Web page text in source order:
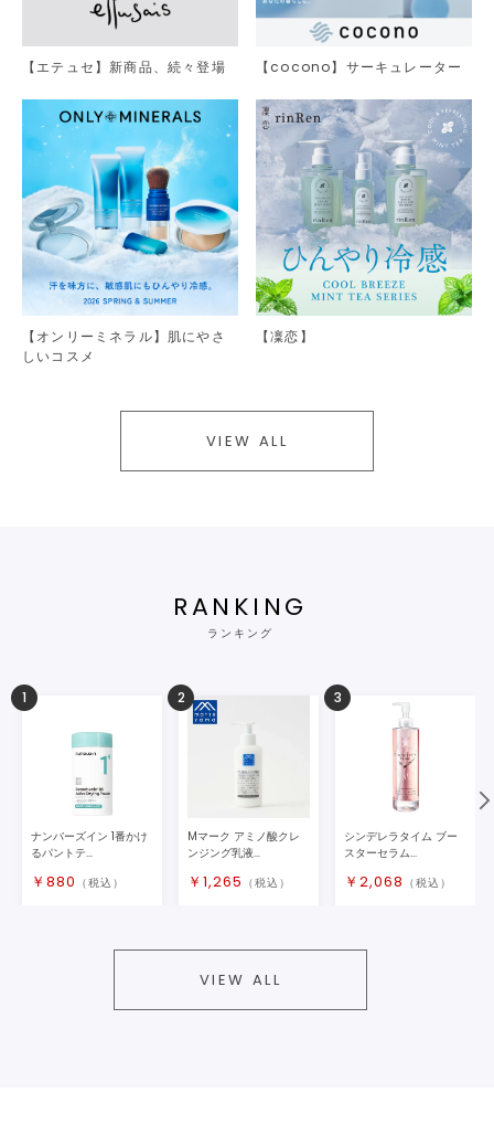
【エテュセ】新商品、続々登場 【cocono】サーキュレーター
【オンリーミネラル】肌にやさ
しいコスメ
【凜恋】
VIEW ALL
RANKING
ランキング
1
ナンバーズイン 1番かけ
るパントテ...
￥ 880 （税込）
2
Mマーク アミノ酸クレ
ンジング乳液...
￥ 1,265 （税込）
3
シンデレラタイム ブー
スターセラム...
￥ 2,068 （税込）
VIEW ALL